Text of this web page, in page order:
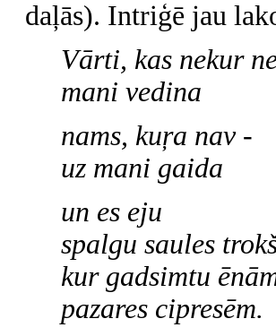
daļās). Intriģē jau
Vārti, kas nekur
mani vedina
nams, kuŗa nav -
uz mani gaida
un es eju
spalgu saules
kur gadsimtu
pazares cipresēm.